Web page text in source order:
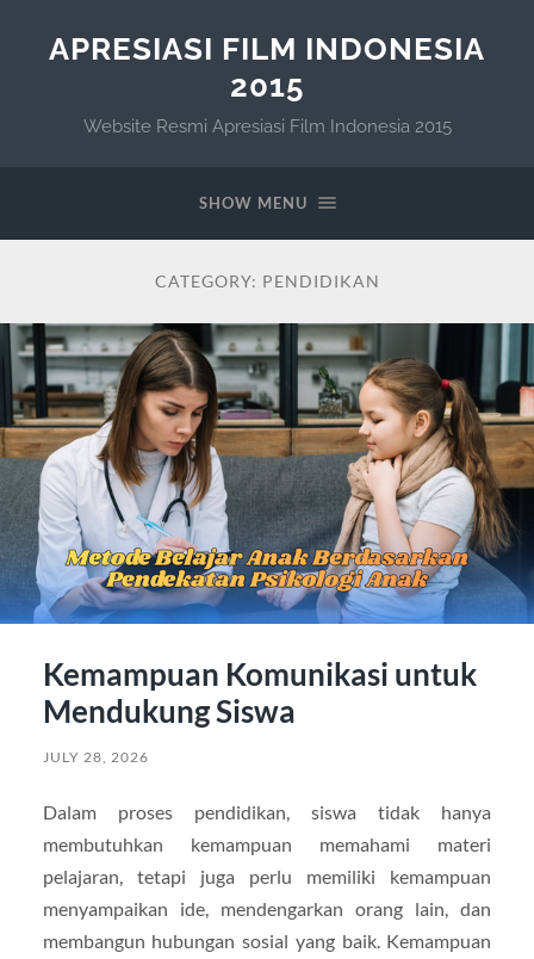
APRESIASI FILM INDONESIA
2015
Website Resmi Apresiasi Film Indonesia 2015
SHOW MENU
CATEGORY: PENDIDIKAN
Kemampuan Komunikasi untuk
Mendukung Siswa
JULY 28, 2026
Dalam proses pendidikan, siswa tidak hanya
membutuhkan kemampuan memahami materi
pelajaran, tetapi juga perlu memiliki kemampuan
menyampaikan ide, mendengarkan orang lain, dan
membangun hubungan sosial yang baik. Kemampuan